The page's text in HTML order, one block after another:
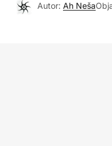
Autor: Ah Neša